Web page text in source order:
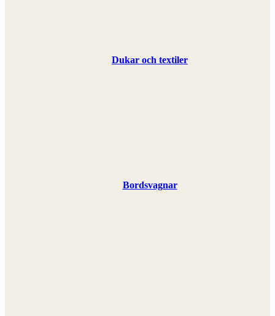
Dukar och textiler
Bordsvagnar